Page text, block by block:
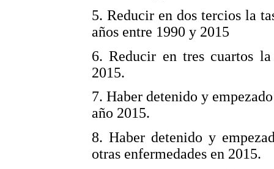
5. Reducir en dos tercios la
años entre 1990 y 2015
6. Reducir en tres cuartos
2015.
7. Haber detenido y
año 2015.
8. Haber detenido y
otras enfermedades en 2015.